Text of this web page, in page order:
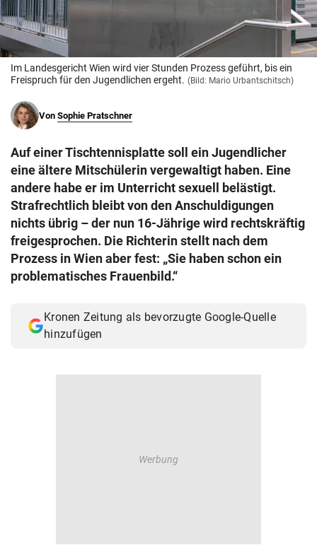
© Krone Multimedia GmbH & Co KG 2026
Muthgasse 2, 1190 Wien
Im Landesgericht Wien wird vier Stunden Prozess geführt, bis ein
Freispruch für den Jugendlichen ergeht. (Bild: Mario Urbantschitsch)
Von Sophie Pratschner
Auf einer Tischtennisplatte soll ein Jugendlicher
eine ältere Mitschülerin vergewaltigt haben. Eine
andere habe er im Unterricht sexuell belästigt.
Strafrechtlich bleibt von den Anschuldigungen
nichts übrig – der nun 16-Jährige wird rechtskräftig
freigesprochen. Die Richterin stellt nach dem
Prozess in Wien aber fest: „Sie haben schon ein
problematisches Frauenbild.“
Kronen Zeitung als bevorzugte Google-Quelle
hinzufügen